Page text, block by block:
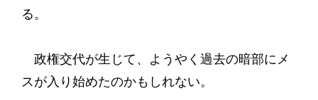
る。
政権交代が生じて、ようやく過去の暗部にメ
スが入り始めたのかもしれない。